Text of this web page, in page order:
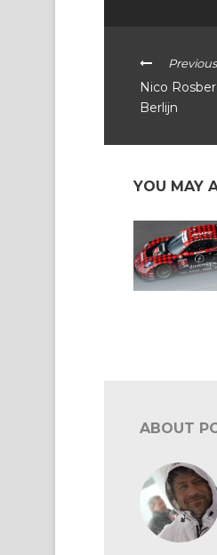
Nico
Berlijn
YOU MAY
ABOUT